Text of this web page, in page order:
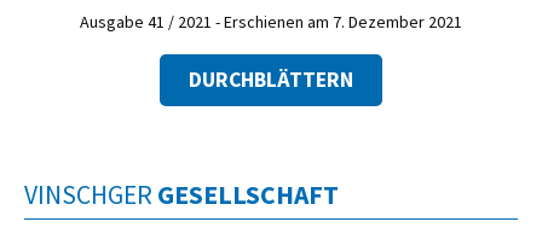
Ausgabe 41 / 2021 - Erschienen am 7. Dezember 2021
DURCHBLÄTTERN
VINSCHGER GESELLSCHAFT